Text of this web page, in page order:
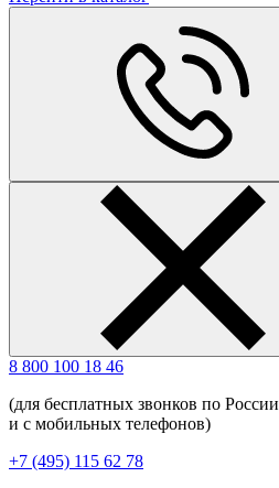
8 800 100 18 46
(для бесплатных звонков по России
и с мобильных телефонов)
+7 (495) 115 62 78